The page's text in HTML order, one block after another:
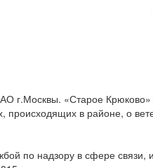
г.Москвы. «Старое
происходящих в районе, о
по надзору в сфере